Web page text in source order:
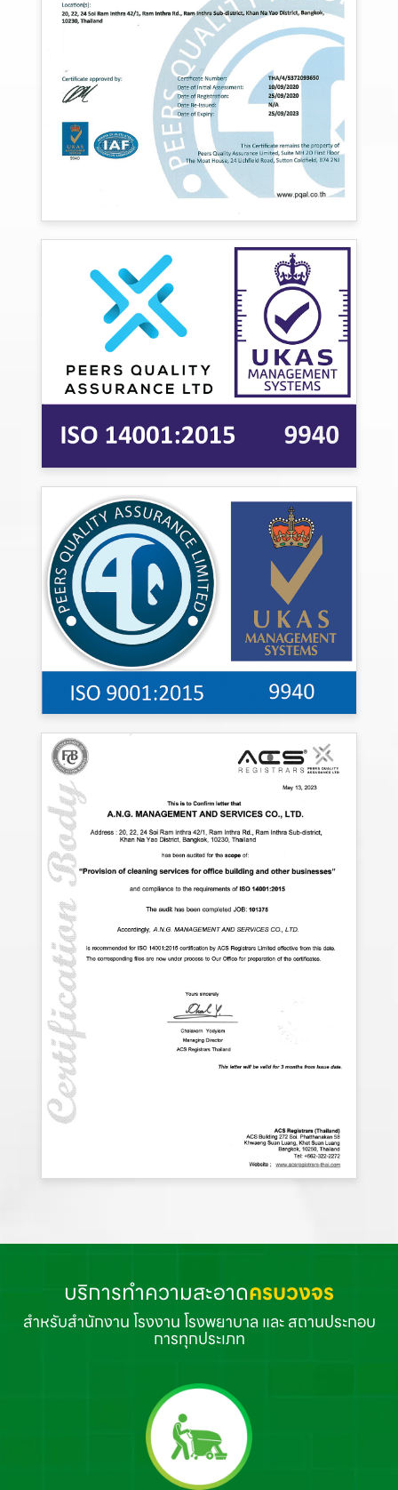
บริการทำความสะอาดครบวงจร
สำหรับสำนักงาน โรงงาน โรงพยาบาล และ สถานประกอบ
การทุกประเภท